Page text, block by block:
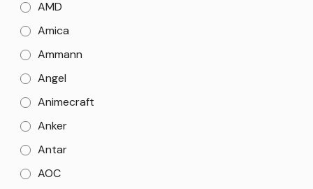
AMD
Amica
Ammann
Angel
Animecraft
Anker
Antar
AOC